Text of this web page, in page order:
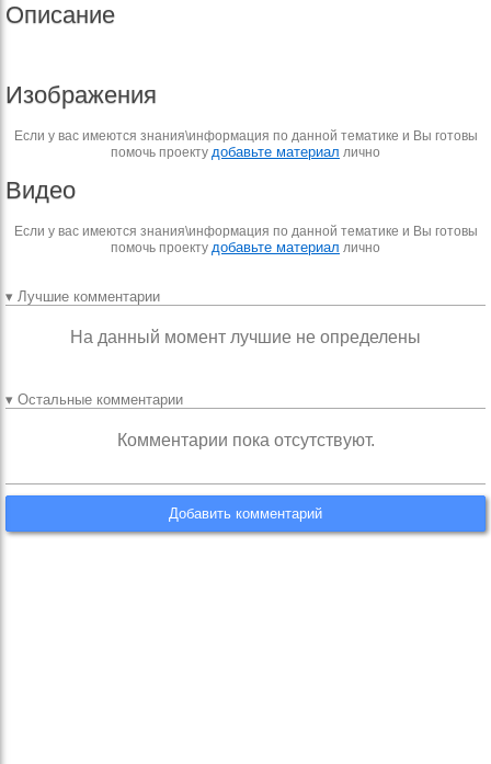
Описание
Изображения
Если у вас имеются знания\информация по данной тематике и Вы готовы
помочь проекту добавьте материал лично
Видео
Если у вас имеются знания\информация по данной тематике и Вы готовы
помочь проекту добавьте материал лично
▾ Лучшие комментарии
На данный момент лучшие не определены
▾ Остальные комментарии
Комментарии пока отсутствуют.
Добавить комментарий